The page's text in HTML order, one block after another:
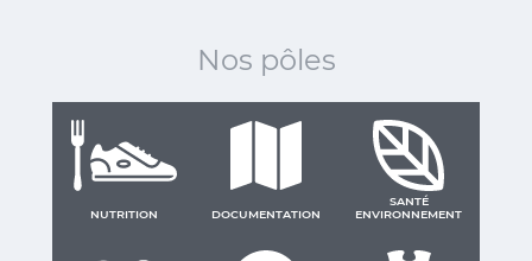
Nos pôles
NUTRITION DOCUMENTATION
SANTÉ
ENVIRONNEMENT